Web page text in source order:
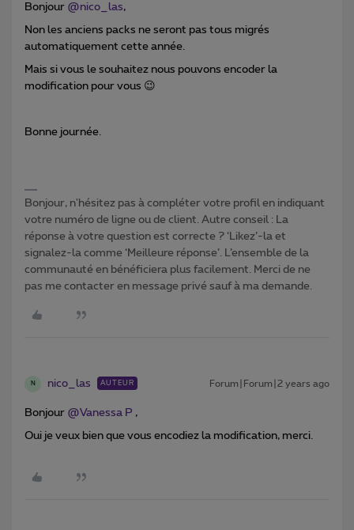
Bonjour @nico_las,
Non les anciens packs ne seront pas tous migrés
automatiquement cette année.
Mais si vous le souhaitez nous pouvons encoder la
modification pour vous 😉
Bonne journée.
Bonjour, n'hésitez pas à compléter votre profil en indiquant
votre numéro de ligne ou de client. Autre conseil : La
réponse à votre question est correcte ? ‘Likez’-la et
signalez-la comme ‘Meilleure réponse’. L’ensemble de la
communauté en bénéficiera plus facilement. Merci de ne
pas me contacter en message privé sauf à ma demande.
N nico_las AUTEUR Forum|Forum|2 years ago
Bonjour @Vanessa P ,
Oui je veux bien que vous encodiez la modification, merci.